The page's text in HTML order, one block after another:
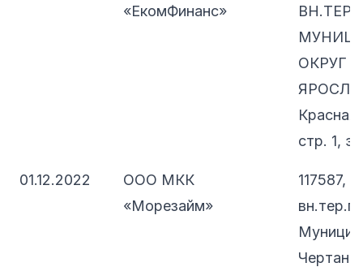
«ЕкомФинанс»
ОКРУГ
Красная
стр. 1,
01.12.2022
ООО МКК
«Морезайм»
117587,
вн.тер.г.